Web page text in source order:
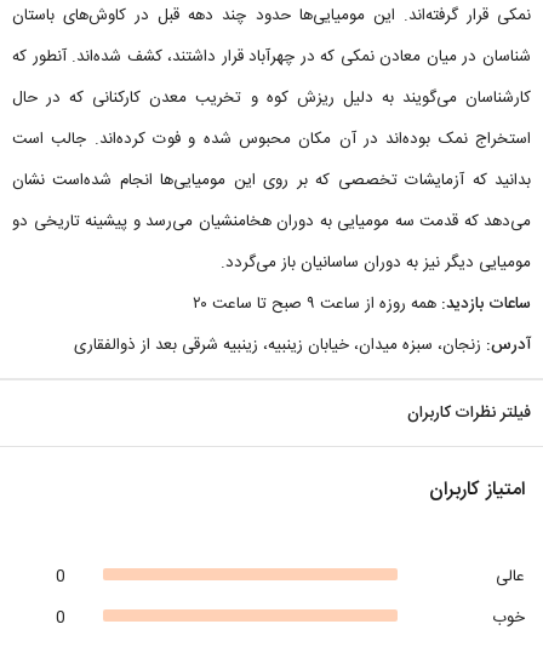
نمکی قرار گرفته‌اند. این مومیایی‌ها حدود چند دهه قبل در کاوش‌های باستان
شناسان در میان معادن نمکی که در چهرآباد قرار داشتند، کشف شده‌اند. آنطور که
کارشناسان می‌گویند به دلیل ریزش کوه و تخریب معدن کارکنانی که در حال
استخراج نمک بوده‌اند در آن مکان محبوس شده و فوت کرده‌اند. جالب است
بدانید که آزمایشات تخصصی که بر روی این مومیایی‌ها انجام شده‌است نشان
می‌دهد که قدمت سه مومیایی به دوران هخامنشیان می‌رسد و پیشینه تاریخی دو
مومیایی دیگر نیز به دوران ساسانیان باز می‌گردد.
ساعات بازدید: همه روزه از ساعت ۹ صبح تا ساعت ۲۰
آدرس: زنجان، سبزه میدان، خیابان زینبیه، زینبیه شرقی بعد از ذوالفقاری
فیلتر نظرات کاربران
امتیاز کاربران
0
عالی
0
خوب